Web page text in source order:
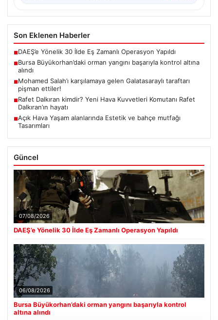
Son Eklenen Haberler
■DAEŞ’e Yönelik 30 İlde Eş Zamanlı Operasyon Yapıldı
■Bursa Büyükorhan’daki orman yangını başarıyla kontrol altına
alındı
■Mohamed Salah’ı karşılamaya gelen Galatasaraylı taraftarı
pişman ettiler!
■Rafet Dalkıran kimdir? Yeni Hava Kuvvetleri Komutanı Rafet
Dalkıran’ın hayatı
■Açık Hava Yaşam alanlarında Estetik ve bahçe mutfağı
Tasarımları
Güncel
07/08/2026
DAEŞ’e Yönelik 30 İlde Eş Zamanlı Operasyon Yapıldı
06/08/2026
Bursa Büyükorhan’daki orman yangını başarıyla kontrol
altına alındı